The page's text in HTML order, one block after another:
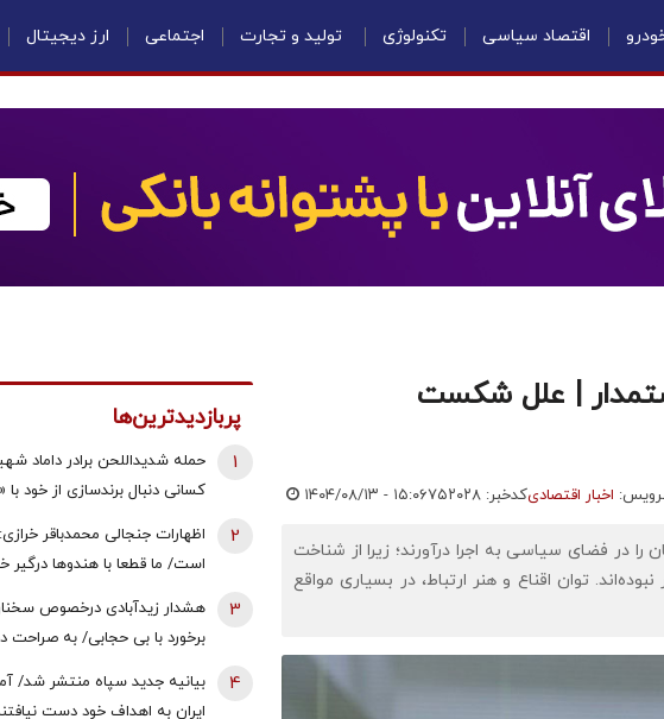
اقتصاد سیاسی تکنولوژی تولید و تجارت اجتماعی ارز دیجیتال
| علل شکست
اخبار اقتصادیکدخبر: ۷۵۲۰۲۸ ۱۴۰۴/۰۸/۱۳ - ۱۵:۰۶
را در فضای سیاسی به اجرا درآورند؛ زیرا از شناخت
توان اقناع و هنر ارتباط، در بسیاری مواقع
پربازدیدترین‌ها
حمله شدیداللحن برادر داماد
کسانی دنبال برندسازی از خود
1
اظهارات جنجالی محمدباقر
است/ ما قطعا با هندوها
2
هشدار زیدآبادی درخصوص سخنان
برخورد با بی حجابی/ به صراحت
شهروندان و اشغال دوایر
خطرناکی آزاد است؟
3
بیانیه جدید سپاه منتشر شد/
ایران به اهداف خود دست
4